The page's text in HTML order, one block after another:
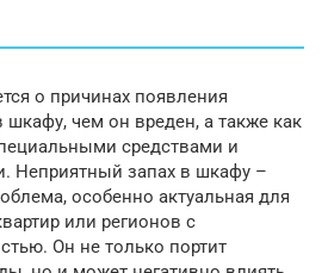
о причинах появления
шкафу, чем он вреден, а также как
средствами и
Неприятный запах в шкафу –
особенно актуальная для
или регионов с
Он не только портит